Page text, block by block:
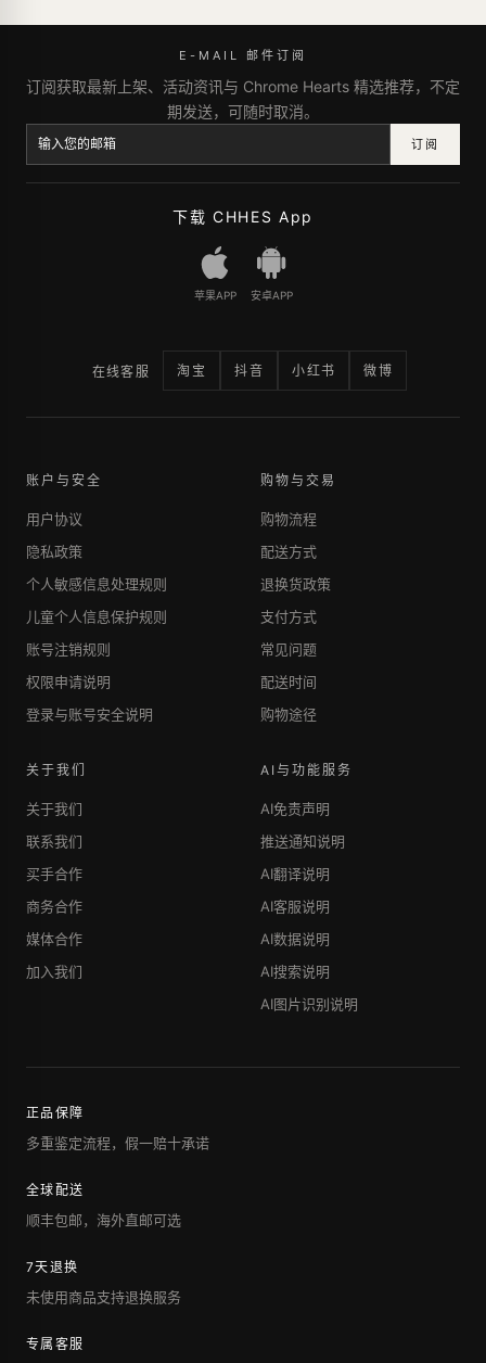
E-MAIL 邮件订阅
订阅获取最新上架、活动资讯与 Chrome Hearts 精选推荐，不定
期发送，可随时取消。
订阅
下载 CHHES App
苹果APP 安卓APP
在线客服 淘宝 抖音 小红书 微博
账户与安全
用户协议
隐私政策
个人敏感信息处理规则
儿童个人信息保护规则
账号注销规则
权限申请说明
登录与账号安全说明
购物与交易
购物流程
配送方式
退换货政策
支付方式
常见问题
配送时间
购物途径
关于我们
关于我们
联系我们
买手合作
商务合作
媒体合作
加入我们
AI与功能服务
AI免责声明
推送通知说明
AI翻译说明
AI客服说明
AI数据说明
AI搜索说明
AI图片识别说明
正品保障
多重鉴定流程，假一赔十承诺
全球配送
顺丰包邮，海外直邮可选
7天退换
未使用商品支持退换服务
专属客服